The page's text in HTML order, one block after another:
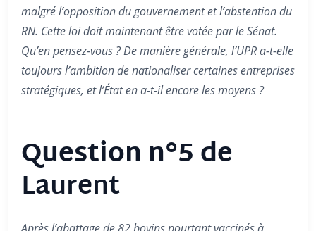
malgré l’opposition du gouvernement et l’abstention du
RN. Cette loi doit maintenant être votée par le Sénat.
Qu’en pensez-vous ? De manière générale, l’UPR a-t-elle
toujours l’ambition de nationaliser certaines entreprises
stratégiques, et l’État en a-t-il encore les moyens ?
Question n°5 de
Laurent